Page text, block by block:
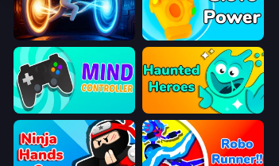
Portal Escape Glove Power
Mind Controller Haunted Heroes